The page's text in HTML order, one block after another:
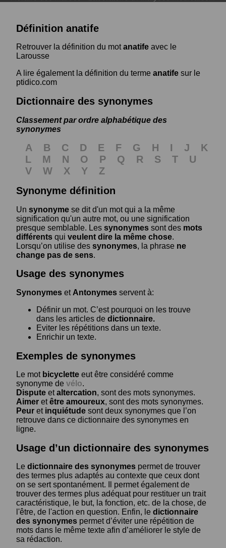
Définition anatife
Retrouver la définition du motanatife avec le
Larousse
A lire également la définition du terme anatife sur le
ptidico.com
Dictionnaire des synonymes
Classement par ordre alphabétique des
synonymes
A B C D E F G H I J
K
L
M N O P Q R S T
U
V
W X Y
Z
Synonyme définition
Un synonyme se dit d'un mot qui a la même
signification qu'un autre mot, ou une signification
presque semblable. Les synonymes sont des mots
différents qui veulent dire la même chose.
Lorsqu’on utilise des synonymes, la phrase ne
change pas de sens.
Usage des synonymes
Synonymes et Antonymes servent à:
Définir un mot. C’est pourquoi on les trouve
dans les articles de dictionnaire.
Eviter les répétitions dans un texte.
Enrichir un texte.
Exemples de synonymes
Le mot bicyclette eut être considéré comme
synonyme de vélo.
Dispute etaltercation, sont des mots synonymes.
Aimer etêtre amoureux, sont des mots synonymes.
Peur et inquiétude sont deux synonymes que l’on
retrouve dans ce dictionnaire des synonymes en
ligne.
Usage d’un dictionnaire des synonymes
Le dictionnaire des synonymes permet de trouver
des termes plus adaptés au contexte que ceux dont
on se sert spontanément. Il permet également de
trouver des termes plus adéquat pour restituer un trait
caractéristique, le but, la fonction, etc. de la chose, de
l'être, de l'action en question. Enfin, le dictionnaire
des synonymes permet d’éviter une répétition de
mots dans le même texte afin d’améliorer le style de
sa rédaction.